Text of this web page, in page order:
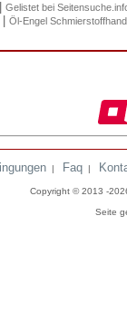
Gelistet bei
Öl-Engel
| Faq |
Copyright © 2013 -
Seite